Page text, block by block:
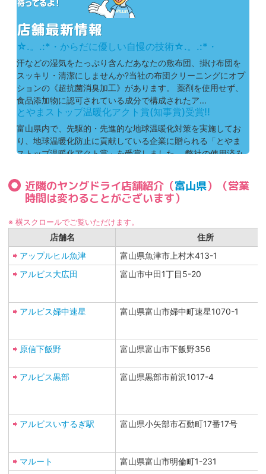
☆.。.:*・からだに優しい自慢の技術☆.。.:*・
汗などの湿気をたっぷり含んだあなたの敷布団、掛け布団を
スッキリ・清潔にしませんか?当社の布団クリーニングにオプ
ションの《超抗菌消臭加工》があります。 薬剤を使用せず、
食品添加物に認可されている成分で構成されたア...
とやまストップ温暖化アクト賞(知事賞)受賞!!
富山県内で、先駆的・先進的な地球温暖化対策を実施してお
り、地球温暖化防止に貢献している企業に贈られる「とやま
ストップ温暖化アクト賞」を受賞しました。 弊社の使用済み
近隣のヤングドライ店舗紹介（富山県）（営業
時間は変わることがございます）
※ 横スクロールでご覧いただけます。
店舗名
住所
アップルヒル魚津
富山県魚津市上村木413-1
アルビス大広田
富山市中田1丁目5-20
アルビス婦中速星 富山県富山市婦中町速星1070-1
原信下飯野 富山県富山市下飯野356
アルビス黒部 富山県黒部市前沢1017-4
アルビスいするぎ駅 富山県小矢部市石動町17番17号
マルート
富山県富山市明倫町1-231